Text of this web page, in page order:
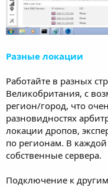
Разные локации
Работайте в разных
Великобритания, с
регион/город, что
разновидностях
локации дропов,
по регионам. В
собственные сервера.
Подключение к